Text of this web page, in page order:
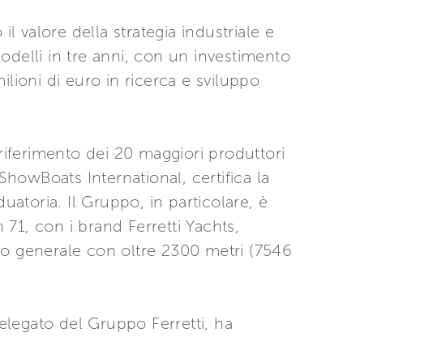
valore della strategia industriale e
in tre anni, con un investimento
di euro in ricerca e sviluppo
dei 20 maggiori produttori
International, certifica la
Il Gruppo, in particolare, è
con i brand Ferretti Yachts,
generale con oltre 2300 metri (7546
del Gruppo Ferretti, ha